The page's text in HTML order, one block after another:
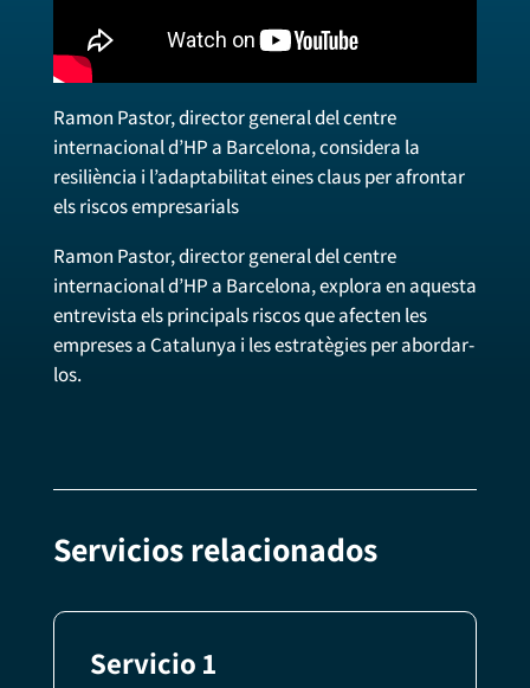
Ramon Pastor, director general del centre
internacional d’HP a Barcelona, considera la
resiliència i l’adaptabilitat eines claus per afrontar
els riscos empresarials
Ramon Pastor, director general del centre
internacional d’HP a Barcelona, explora en aquesta
entrevista els principals riscos que afecten les
empreses a Catalunya i les estratègies per abordar-
los.
Servicios relacionados
Servicio 1